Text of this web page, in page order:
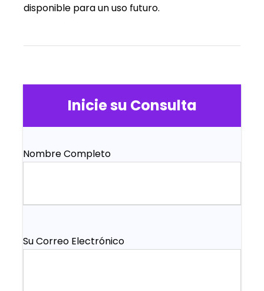
Inicie su Consulta
Nombre Completo
Su Correo Electrónico
disponible para un uso futuro.